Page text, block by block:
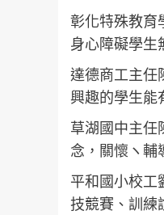
彰化特殊教育
身心障礙學生
達德商工主任
興趣的學生能
草湖國中主任
念，關懷ヽ輔
平和國小校工
技競賽、訓練